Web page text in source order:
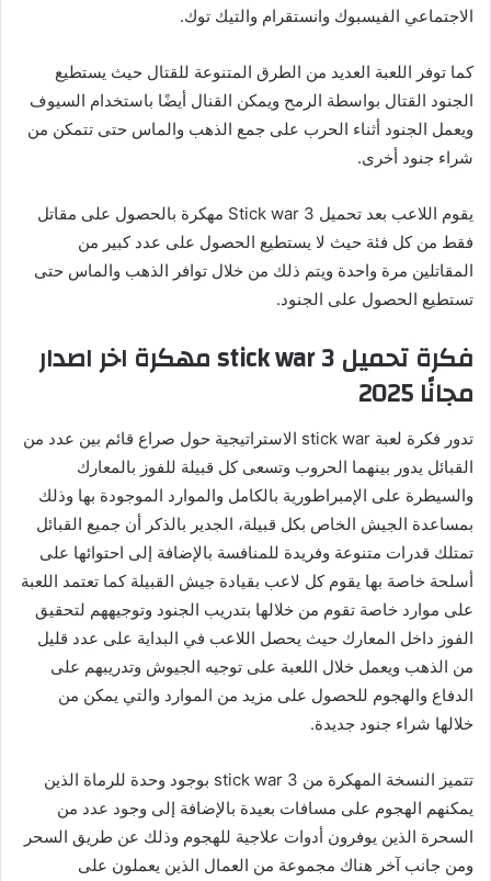
الاجتماعي الفيسبوك وانستقرام والتيك توك.
كما توفر اللعبة العديد من الطرق المتنوعة للقتال حيث يستطيع
الجنود القتال بواسطة الرمح ويمكن القنال أيضًا باستخدام السيوف
ويعمل الجنود أثناء الحرب على جمع الذهب والماس حتى تتمكن من
شراء جنود أخرى.
يقوم اللاعب بعد تحميل Stick war 3 مهكرة بالحصول على مقاتل
فقط من كل فئة حيث لا يستطيع الحصول على عدد كبير من
المقاتلين مرة واحدة ويتم ذلك من خلال توافر الذهب والماس حتى
تستطيع الحصول على الجنود.
فكرة تحميل stick war3 مهكرة اخر اصدار
مجانًا 2025
تدور فكرة لعبة stick war الاستراتيجية حول صراع قائم بين عدد من
القبائل يدور بينهما الحروب وتسعى كل قبيلة للفوز بالمعارك
والسيطرة على الإمبراطورية بالكامل والموارد الموجودة بها وذلك
بمساعدة الجيش الخاص بكل قبيلة، الجدير بالذكر أن جميع القبائل
تمتلك قدرات متنوعة وفريدة للمنافسة بالإضافة إلى احتوائها على
أسلحة خاصة بها يقوم كل لاعب بقيادة جيش القبيلة كما تعتمد اللعبة
على موارد خاصة تقوم من خلالها بتدريب الجنود وتوجيههم لتحقيق
الفوز داخل المعارك حيث يحصل اللاعب في البداية على عدد قليل
من الذهب ويعمل خلال اللعبة على توجيه الجيوش وتدريبهم على
الدفاع والهجوم للحصول على مزيد من الموارد والتي يمكن من
خلالها شراء جنود جديدة.
تتميز النسخة المهكرة من stick war 3 بوجود وحدة للرماة الذين
يمكنهم الهجوم على مسافات بعيدة بالإضافة إلى وجود عدد من
السحرة الذين يوفرون أدوات علاجية للهجوم وذلك عن طريق السحر
ومن جانب آخر هناك مجموعة من العمال الذين يعملون على